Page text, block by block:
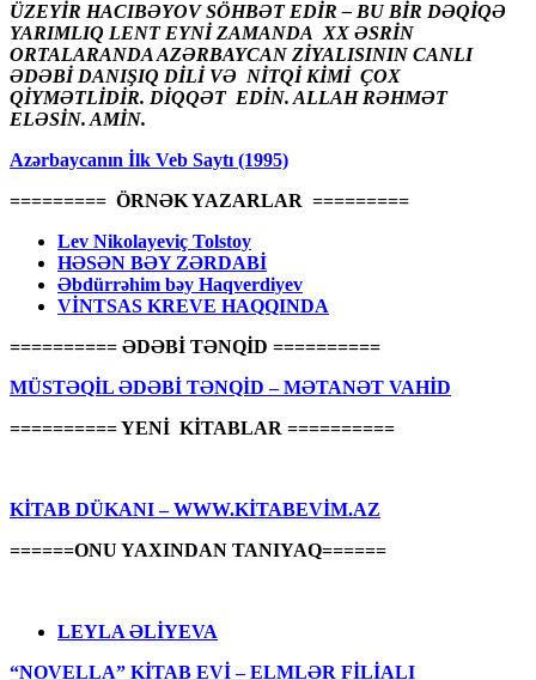
ÜZEYİR HACIBƏYOV SÖHBƏT EDİR – BU BİR DƏQİQƏ
YARIMLIQ LENT EYNİ ZAMANDA XX ƏSRİN
ORTALARANDA AZƏRBAYCAN ZİYALISININ CANLI
ƏDƏBİ DANIŞIQ DİLİ VƏ NİTQİ KİMİ ÇOX
QİYMƏTLİDİR. DİQQƏT EDİN. ALLAH RƏHMƏT
ELƏSİN. AMİN.
Azərbaycanın İlk Veb Saytı (1995)
========= ÖRNƏK YAZARLAR =========
Lev Nikolayeviç Tolstoy
HƏSƏN BƏY ZƏRDABİ
Əbdürrəhim bəy Haqverdiyev
VİNTSAS KREVE HAQQINDA
========== ƏDƏBİ TƏNQİD ==========
MÜSTƏQİL ƏDƏBİ TƏNQİD – MƏTANƏT VAHİD
========== YENİ KİTABLAR ==========
KİTAB DÜKANI – WWW.KİTABEVİM.AZ
======ONU YAXINDAN TANIYAQ======
LEYLA ƏLİYEVA
“NOVELLA” KİTAB EVİ – ELMLƏR FİLİALI